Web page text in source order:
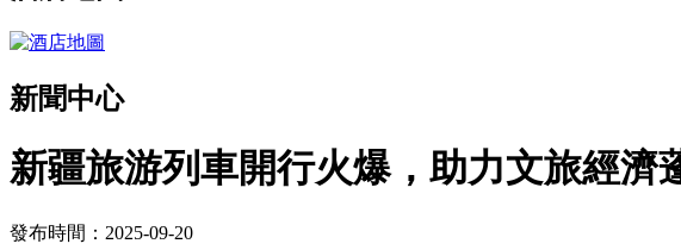
新聞中心
新疆旅游列車開行火爆，助力文旅經濟
發布時間：2025-09-20